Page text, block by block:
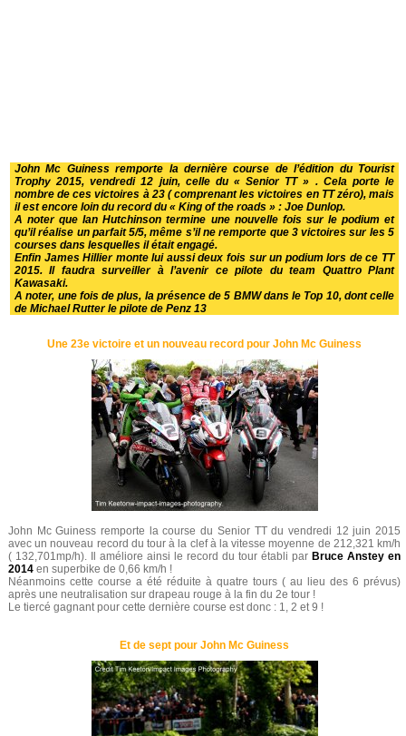
John Mc Guiness remporte la dernière course de l’édition du Tourist
Trophy 2015, vendredi 12 juin, celle du « Senior TT » . Cela porte le
nombre de ces victoires à 23 ( comprenant les victoires en TT zéro), mais
il est encore loin du record du « King of the roads » : Joe Dunlop.
A noter que Ian Hutchinson termine une nouvelle fois sur le podium et
qu’il réalise un parfait 5/5, même s’il ne remporte que 3 victoires sur les 5
courses dans lesquelles il était engagé.
Enfin James Hillier monte lui aussi deux fois sur un podium lors de ce TT
2015. Il faudra surveiller à l’avenir ce pilote du team Quattro Plant
Kawasaki.
A noter, une fois de plus, la présence de 5 BMW dans le Top 10, dont celle
de Michael Rutter le pilote de Penz 13
Une 23e victoire et un nouveau record pour John Mc Guiness
John Mc Guiness remporte la course du Senior TT du vendredi 12 juin 2015
avec un nouveau record du tour à la clef à la vitesse moyenne de 212,321 km/h
( 132,701mp/h). Il améliore ainsi le record du tour établi par Bruce Anstey en
2014 en superbike de 0,66 km/h !
Néanmoins cette course a été réduite à quatre tours ( au lieu des 6 prévus)
après une neutralisation sur drapeau rouge à la fin du 2e tour !
Le tiercé gagnant pour cette dernière course est donc : 1, 2 et 9 !
Et de sept pour John Mc Guiness